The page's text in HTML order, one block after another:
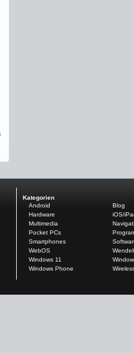
Kategorien
Android
Blog
Hardware
iOS/
Multimedia
Pocket PCs
Smartphones
WebOS
Windows 11
Windows Phone